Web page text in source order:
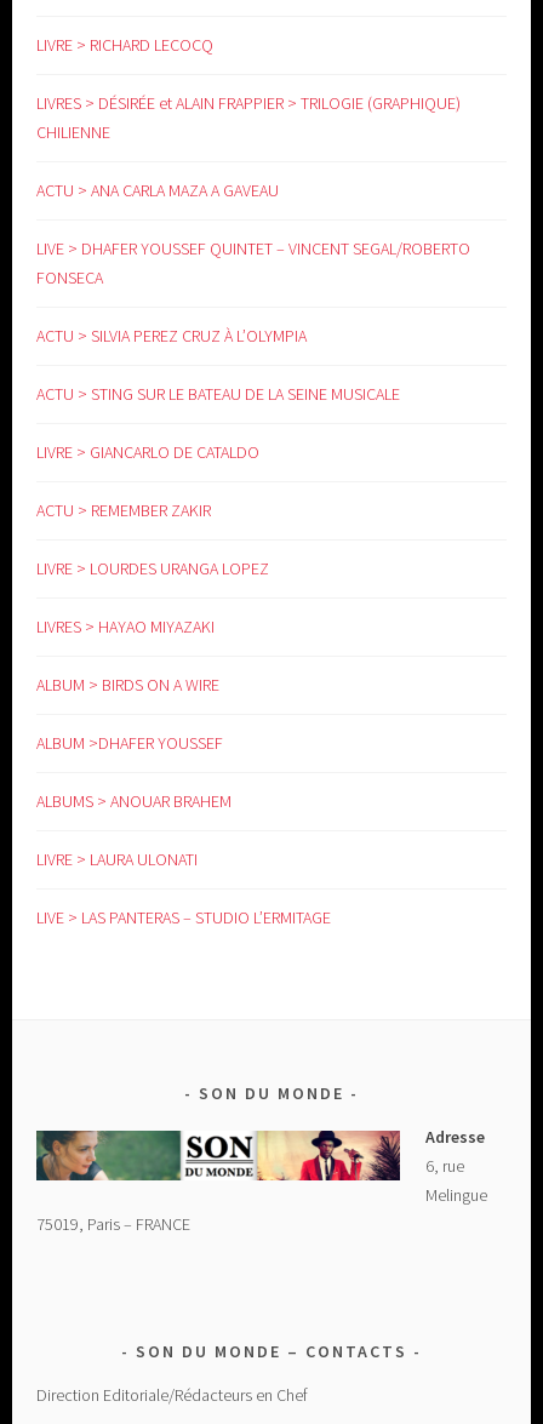
LIVRE > RICHARD LECOCQ
LIVRES > DÉSIRÉE et ALAIN FRAPPIER > TRILOGIE (GRAPHIQUE)
CHILIENNE
ACTU > ANA CARLA MAZA A GAVEAU
LIVE > DHAFER YOUSSEF QUINTET – VINCENT SEGAL/ROBERTO
FONSECA
ACTU > SILVIA PEREZ CRUZ À L’OLYMPIA
ACTU > STING SUR LE BATEAU DE LA SEINE MUSICALE
LIVRE > GIANCARLO DE CATALDO
ACTU > REMEMBER ZAKIR
LIVRE > LOURDES URANGA LOPEZ
LIVRES > HAYAO MIYAZAKI
ALBUM > BIRDS ON A WIRE
ALBUM >DHAFER YOUSSEF
ALBUMS > ANOUAR BRAHEM
LIVRE > LAURA ULONATI
LIVE > LAS PANTERAS – STUDIO L’ERMITAGE
SON DU MONDE
Adresse
6, rue
Melingue
75019, Paris – FRANCE
SON DU MONDE – CONTACTS
Direction Editoriale/Rédacteurs en Chef